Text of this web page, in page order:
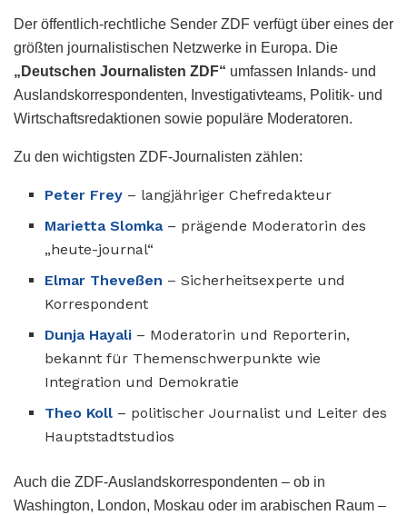
Der öffentlich-rechtliche Sender ZDF verfügt über eines der
größten journalistischen Netzwerke in Europa. Die
„Deutschen Journalisten ZDF“ umfassen Inlands- und
Auslandskorrespondenten, Investigativteams, Politik- und
Wirtschaftsredaktionen sowie populäre Moderatoren.
Zu den wichtigsten ZDF-Journalisten zählen:
Peter Frey – langjähriger Chefredakteur
Marietta Slomka– prägende Moderatorin des
„heute-journal“
Elmar Theveßen – Sicherheitsexperte und
Korrespondent
Dunja Hayali – Moderatorin und Reporterin,
bekannt für Themenschwerpunkte wie
Integration und Demokratie
Theo Koll – politischer Journalist und Leiter des
Hauptstadtstudios
Auch die ZDF-Auslandskorrespondenten – ob in
Washington, London, Moskau oder im arabischen Raum –